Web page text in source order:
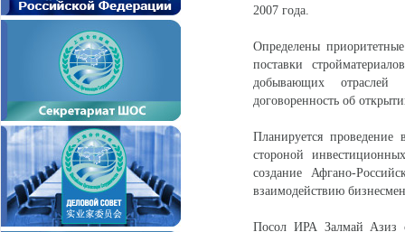
2007 года.
Определены
поставки
добывающих отраслей
договоренность об
Планируется проведение
стороной
создание Афгано-
взаимодействию
Посол ИРА Залмай Азиз